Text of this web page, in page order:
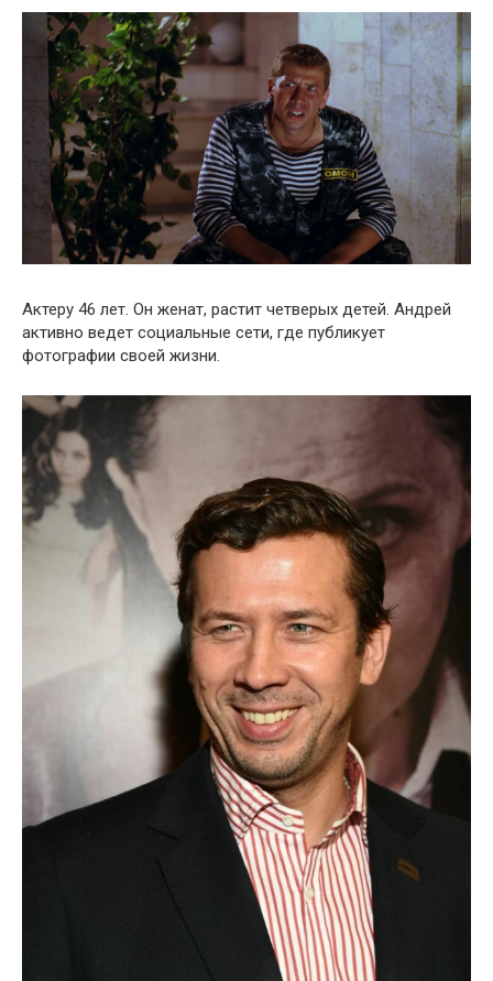
Актеру 46 лет. Он женат, растит четверых детей. Андрей
активно ведет социальные сети, где публикует
фотографии своей жизни.